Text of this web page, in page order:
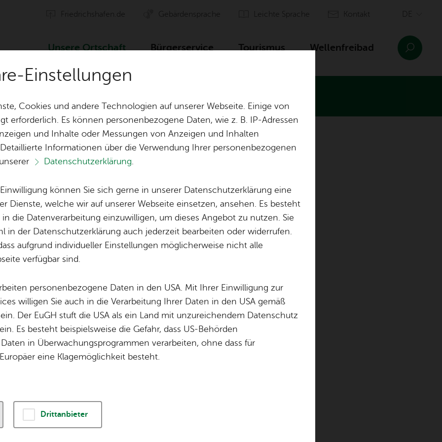
Fried­richs­ha­fen.de Ge­bär­den­spra­che Leich­te Spra­che Kon­takt
Un­se­re Ort­schaft Bür­ger­ser­vice Tou­ris­mus Wel­len­frei­bad
Orts­vor­ste­her & Ort­schafts­rat
Lo­ka­le Agen­da
Ak­ti­on Ge­mein­sinn Ai­lin­gen
Bil­der
Hal­den­berg
Vor­le­sen
Trä­ger: Orts­ver­wal­tung Ai­lin­gen
Einstellungen
Cookies und andere Technologien auf unserer Webseite. Einige von
erforderlich. Es können personenbezogene Daten, wie z. B. IP-Adressen
und Inhalte oder Messungen von Anzeigen und Inhalten
Informationen über die Verwendung Ihrer personenbezogenen
Datenschutzerklärung.
können Sie sich gerne in unserer Datenschutzerklärung eine
Dienste, welche wir auf unserer Webseite einsetzen, ansehen. Es besteht
die Datenverarbeitung einzuwilligen, um dieses Angebot zu nutzen. Sie
in der Datenschutzerklärung auch jederzeit bearbeiten oder widerrufen.
aufgrund individueller Einstellungen möglicherweise nicht alle
verfügbar sind.
personenbezogene Daten in den USA. Mit Ihrer Einwilligung zur
willigen Sie auch in die Verarbeitung Ihrer Daten in den USA gemäß
ein. Der EuGH stuft die USA als ein Land mit unzureichendem Datenschutz
Es besteht beispielsweise die Gefahr, dass US-Behörden
in Überwachungsprogrammen verarbeiten, ohne dass für
eine Klagemöglichkeit besteht.
Drittanbieter